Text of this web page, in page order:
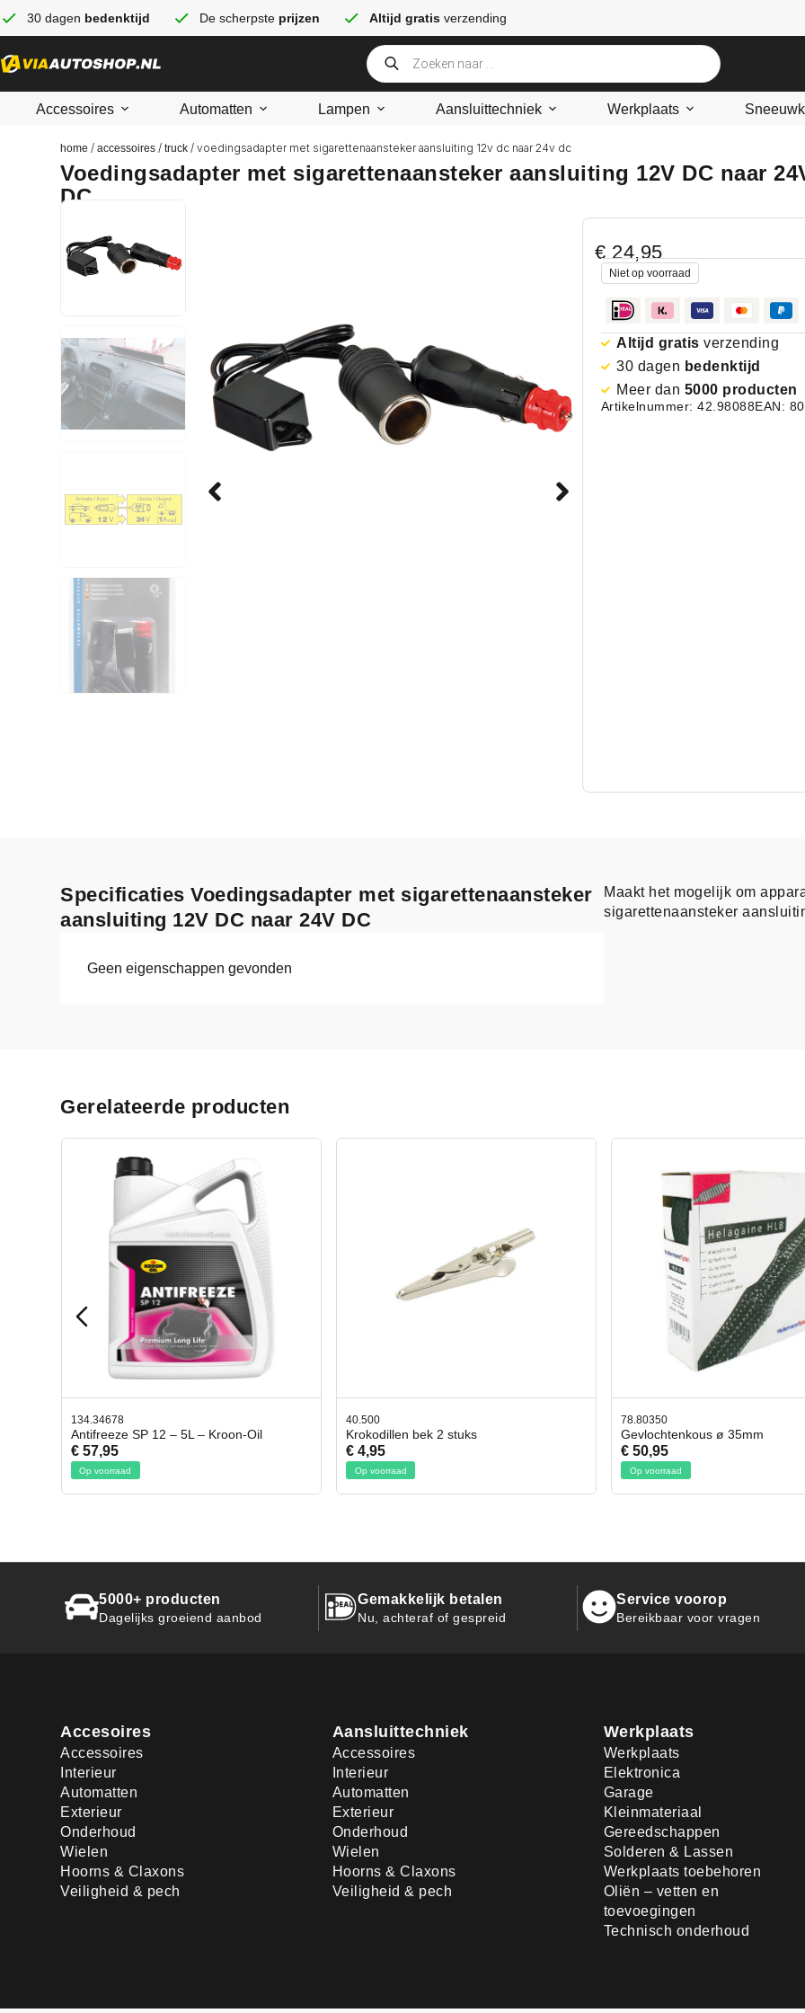
30 dagen bedenktijd De scherpste prijzen Altijd gratis verzending
Accessoires Automatten Lampen Aansluittechniek Werkplaats
home /accessoires /truck / voedingsadapter met sigarettenaansteker aansluiting 12v dc naar 24v dc
Voedingsadapter met sigarettenaansteker aansluiting 12V DC naar
DC
€24,95
Niet op voorraad
Altijd gratis verzending
30 dagen bedenktijd
Meer dan 5000 producten
Artikelnummer: 42.98088EAN:
Specificaties Voedingsadapter met sigarettenaansteker
aansluiting 12V DC naar 24V DC
Geen eigenschappen gevonden
Maakt het mogelijk om
sigarettenaansteker
Gerelateerde producten
40.500
Krokodillen bek 2 stuks
€ 4,95
Op voorraad
78.80350
Gevlochtenkous ø 35mm
€ 50,95
Op voorraad
42.59551
Bit- en Doppenset 19 Delig
€ 19,95
Op voorraad
5000+ producten
Dagelijks groeiend aanbod
Gemakkelijk betalen
Nu, achteraf of gespreid
Service voorop
Bereikbaar voor vragen
Accesoires
Accessoires
Interieur
Automatten
Exterieur
Onderhoud
Wielen
Hoorns & Claxons
Veiligheid & pech
Aansluittechniek
Accessoires
Interieur
Automatten
Exterieur
Onderhoud
Wielen
Hoorns & Claxons
Veiligheid & pech
Werkplaats
Werkplaats
Elektronica
Garage
Kleinmateriaal
Gereedschappen
Solderen & Lassen
Werkplaats toebehoren
Oliën – vetten en
toevoegingen
Technisch onderhoud